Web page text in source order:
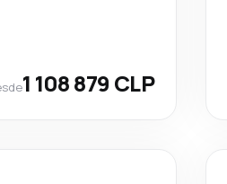
1 108 879 CLP